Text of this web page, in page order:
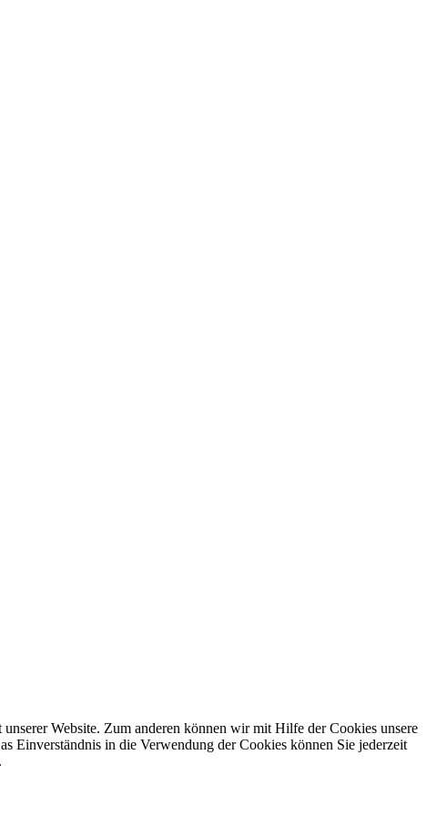
Website. Zum anderen können wir mit Hilfe der Cookies unsere
Einverständnis in die Verwendung der Cookies können Sie jederzeit
.